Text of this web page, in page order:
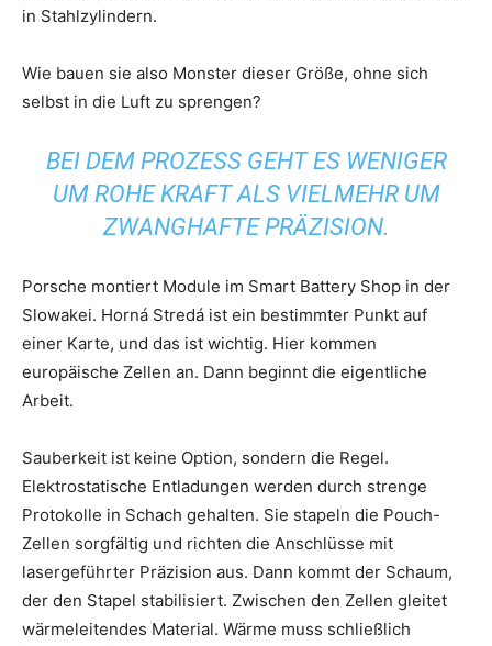
in Stahlzylindern.
Wie bauen sie also Monster dieser Größe, ohne sich
selbst in die Luft zu sprengen?
BEI DEM PROZESS GEHT ES WENIGER
UM ROHE KRAFT ALS VIELMEHR UM
ZWANGHAFTE PRÄZISION.
Porsche montiert Module im Smart Battery Shop in der
Slowakei. Horná Stredá ist ein bestimmter Punkt auf
einer Karte, und das ist wichtig. Hier kommen
europäische Zellen an. Dann beginnt die eigentliche
Arbeit.
Sauberkeit ist keine Option, sondern die Regel.
Elektrostatische Entladungen werden durch strenge
Protokolle in Schach gehalten. Sie stapeln die Pouch-
Zellen sorgfältig und richten die Anschlüsse mit
lasergeführter Präzision aus. Dann kommt der Schaum,
der den Stapel stabilisiert. Zwischen den Zellen gleitet
wärmeleitendes Material. Wärme muss schließlich